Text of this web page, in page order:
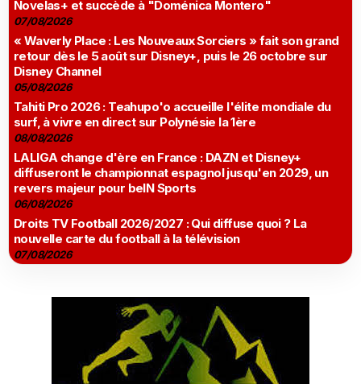
Novelas+ et succède à "Doménica Montero"
07/08/2026
« Waverly Place : Les Nouveaux Sorciers » fait son grand
retour dès le 5 août sur Disney+, puis le 26 octobre sur
Disney Channel
05/08/2026
Tahiti Pro 2026 : Teahupo'o accueille l'élite mondiale du
surf, à vivre en direct sur Polynésie la 1ère
08/08/2026
LALIGA change d'ère en France : DAZN et Disney+
diffuseront le championnat espagnol jusqu'en 2029, un
revers majeur pour beIN Sports
06/08/2026
Droits TV Football 2026/2027 : Qui diffuse quoi ? La
nouvelle carte du football à la télévision
07/08/2026